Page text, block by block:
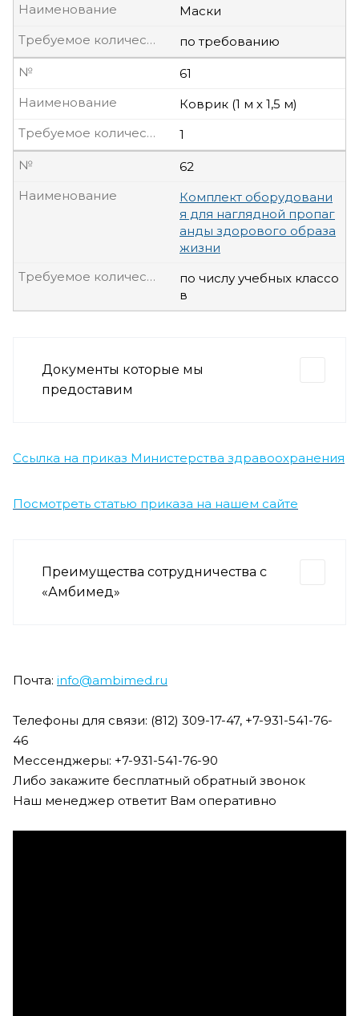
Маски
Наименование
по требованию
Требуемое количество, шт
61
№
Коврик (1 м х 1,5 м)
Наименование
1
Требуемое количество, шт
62
№
Комплект оборудовани
я для наглядной пропаг
анды здорового образа
жизни
Наименование
по числу учебных классо
в
Требуемое количество, шт
Документы которые мы
предоставим
Ссылка на приказ Министерства здравоохранения
Посмотреть статью приказа на нашем сайте
Преимущества сотрудничества с
«Амбимед»
Почта: info@ambimed.ru
Телефоны для связи: (812) 309-17-47, +7-931-541-76-
46
Мессенджеры: +7-931-541-76-90
Либо закажите бесплатный обратный звонок
Наш менеджер ответит Вам оперативно